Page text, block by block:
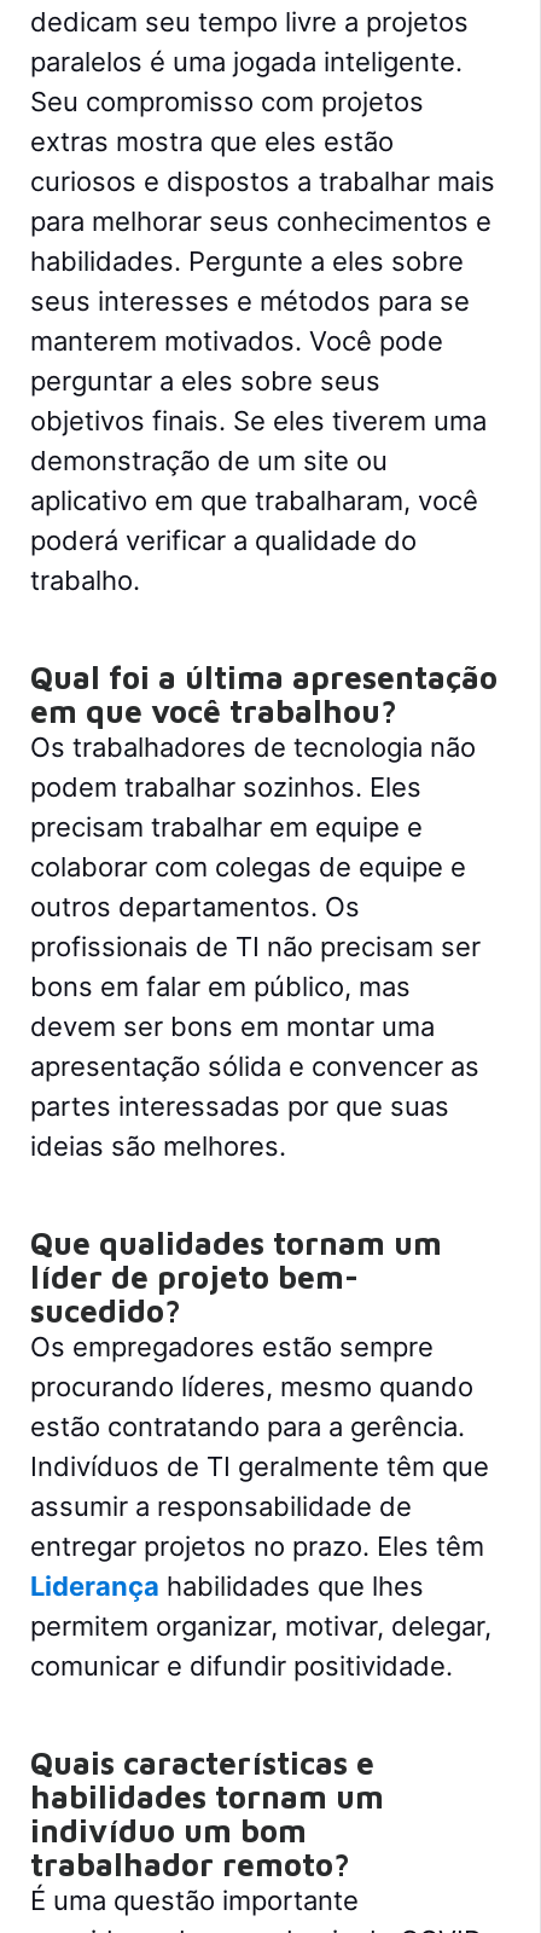
dedicam seu tempo livre a projetos
paralelos é uma jogada inteligente.
Seu compromisso com projetos
extras mostra que eles estão
curiosos e dispostos a trabalhar mais
para melhorar seus conhecimentos e
habilidades. Pergunte a eles sobre
seus interesses e métodos para se
manterem motivados. Você pode
perguntar a eles sobre seus
objetivos finais. Se eles tiverem uma
demonstração de um site ou
aplicativo em que trabalharam, você
poderá verificar a qualidade do
trabalho.
Qual foi a última apresentação
em que você trabalhou?
Os trabalhadores de tecnologia não
podem trabalhar sozinhos. Eles
precisam trabalhar em equipe e
colaborar com colegas de equipe e
outros departamentos. Os
profissionais de TI não precisam ser
bons em falar em público, mas
devem ser bons em montar uma
apresentação sólida e convencer as
partes interessadas por que suas
ideias são melhores.
Que qualidades tornam um
líder de projeto bem-
sucedido?
Os empregadores estão sempre
procurando líderes, mesmo quando
estão contratando para a gerência.
Indivíduos de TI geralmente têm que
assumir a responsabilidade de
entregar projetos no prazo. Eles têm
Liderança habilidades que lhes
permitem organizar, motivar, delegar,
comunicar e difundir positividade.
Quais características e
habilidades tornam um
indivíduo um bom
trabalhador remoto?
É uma questão importante